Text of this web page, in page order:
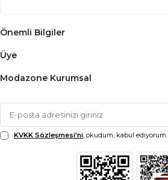
Önemli Bilgiler
Üye
Modazone Kurumsal
KVKK Sözleşmesi'ni, okudum, kabul ediyorum.